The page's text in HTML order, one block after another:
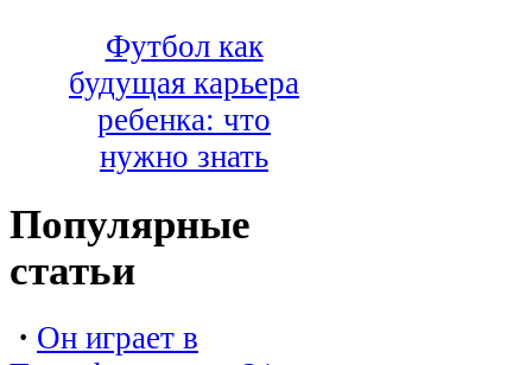
Футбол как
будущая карьера
ребенка: что
нужно знать
Популярные
статьи
· Он играет в